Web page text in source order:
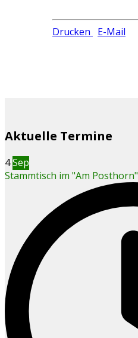
Drucken E-Mail
Aktuelle Termine
4Sep
Stammtisch im "Am Posthorn"